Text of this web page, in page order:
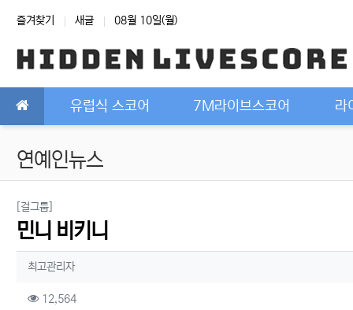
상단 네비
즐겨찾기 새글 08월 10일(월)
메인 메뉴유럽식 스코어 7M라이브스코어 라
연예인뉴스
[걸그룹]
민니 비키니
작성자 정보
최고관리자작성
컨텐츠 정보
12,564조회